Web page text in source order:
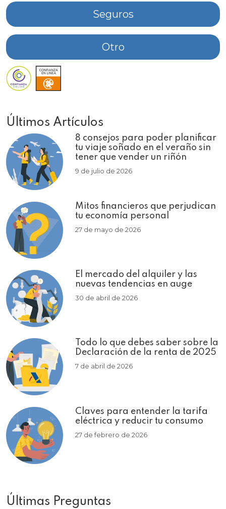
Seguros
Otro
Últimos Artículos
8 consejos para poder planificar
tu viaje soñado en el veraño sin
tener que vender un riñón
9 de julio de 2026
Mitos financieros que perjudican
tu economía personal
27 de mayo de 2026
El mercado del alquiler y las
nuevas tendencias en auge
30 de abril de 2026
Todo lo que debes saber sobre la
Declaración de la renta de 2025
7 de abril de 2026
Claves para entender la tarifa
eléctrica y reducir tu consumo
27 de febrero de 2026
Últimas Preguntas